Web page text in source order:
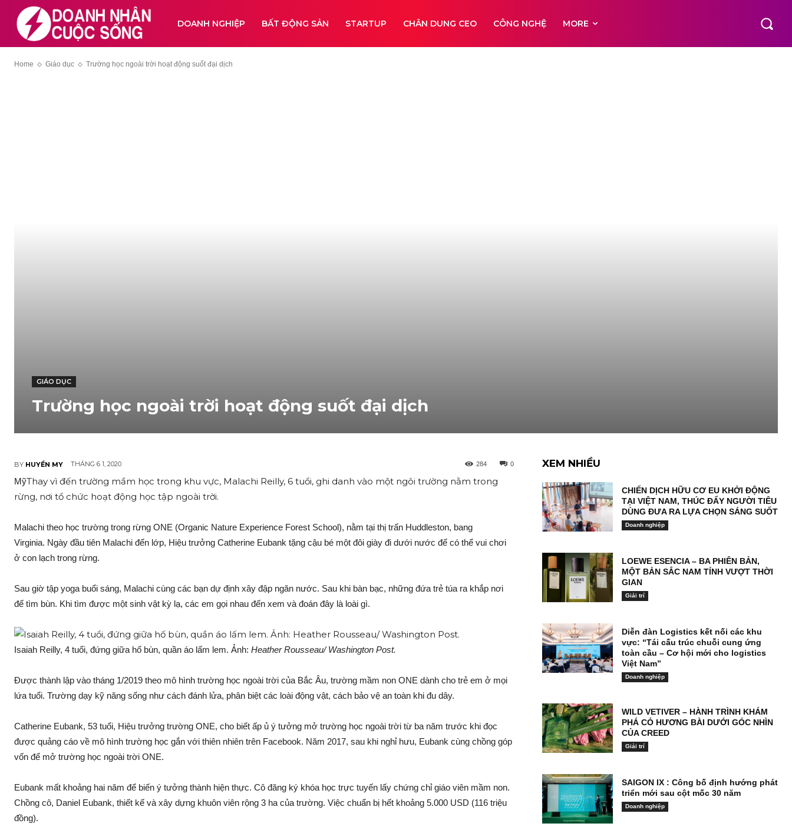
DOANH NGHIỆP BẤT ĐỘNG SẢN STARTUP CHÂN DUNG CEO CÔNG NGHỆ MORE
Home Giáo dục Trường học ngoài trời hoạt động suốt đại dịch
GIÁO DỤC
Trường học ngoài trời hoạt động suốt đại dịch
BY HUYỀN MY THÁNG 6 1, 2020 0
284
MỹThay vì đến trường mầm học trong khu vực, Malachi Reilly, 6 tuổi, ghi danh vào một ngôi trường nằm trong
rừng, nơi tổ chức hoạt động học tập ngoài trời.
Malachi theo học trường trong rừng ONE (Organic Nature Experience Forest School), nằm tại thị trấn Huddleston, bang
Virginia. Ngày đầu tiên Malachi đến lớp, Hiệu trưởng Catherine Eubank tặng cậu bé một đôi giày đi dưới nước để có thể vui chơi
ở con lạch trong rừng.
Sau giờ tập yoga buổi sáng, Malachi cùng các bạn dự định xây đập ngăn nước. Sau khi bàn bạc, những đứa trẻ túa ra khắp nơi
để tìm bùn. Khi tìm được một sinh vật kỳ lạ, các em gọi nhau đến xem và đoán đây là loài gì.
Isaiah Reilly, 4 tuổi, đứng giữa hố bùn, quần áo lấm lem. Ảnh: Heather Rousseau/ Washington Post.
Được thành lập vào tháng 1/2019 theo mô hình trường học ngoài trời của Bắc Âu, trường mầm non ONE dành cho trẻ em ở mọi
lứa tuổi. Trường dạy kỹ năng sống như cách đánh lửa, phân biệt các loài động vật, cách bảo vệ an toàn khi đu dây.
Catherine Eubank, 53 tuổi, Hiệu trưởng trường ONE, cho biết ấp ủ ý tưởng mở trường học ngoài trời từ ba năm trước khi đọc
được quảng cáo về mô hình trường học gắn với thiên nhiên trên Facebook. Năm 2017, sau khi nghỉ hưu, Eubank cùng chồng góp
vốn để mở trường học ngoài trời ONE.
Eubank mất khoảng hai năm để biến ý tưởng thành hiện thực. Cô đăng ký khóa học trực tuyến lấy chứng chỉ giáo viên mầm non.
Chồng cô, Daniel Eubank, thiết kế và xây dựng khuôn viên rộng 3 ha của trường. Việc chuẩn bị hết khoảng 5.000 USD (116 triệu
đồng).
XEM NHIỀU
CHIẾN DỊCH HỮU CƠ EU KHỞI ĐỘNG
TẠI VIỆT NAM, THÚC ĐẨY NGƯỜI TIÊU
DÙNG ĐƯA RA LỰA CHỌN SÁNG SUỐT
Doanh nghiệp
LOEWE ESENCIA – BA PHIÊN BẢN,
MỘT BẢN SẮC NAM TÍNH VƯỢT THỜI
GIAN
Giải trí
Diễn đàn Logistics kết nối các khu
vực: “Tái cấu trúc chuỗi cung ứng
toàn cầu – Cơ hội mới cho logistics
Việt Nam”
Doanh nghiệp
WILD VETIVER – HÀNH TRÌNH KHÁM
PHÁ CỎ HƯƠNG BÀI DƯỚI GÓC NHÌN
CỦA CREED
Giải trí
SAIGON IX : Công bố định hướng phát
triển mới sau cột mốc 30 năm
Doanh nghiệp